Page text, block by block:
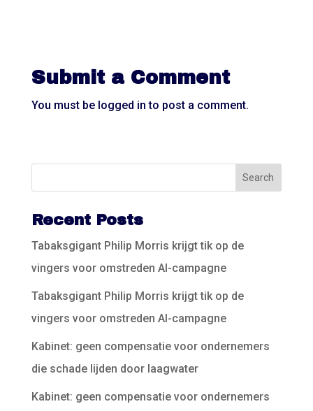
Submit a Comment
You must be logged in to post a comment.
Recent Posts
Tabaksgigant Philip Morris krijgt tik op de
vingers voor omstreden AI-campagne
Tabaksgigant Philip Morris krijgt tik op de
vingers voor omstreden AI-campagne
Kabinet: geen compensatie voor ondernemers
die schade lijden door laagwater
Kabinet: geen compensatie voor ondernemers